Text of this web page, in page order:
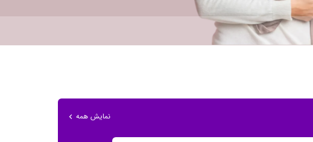
نمایش همه